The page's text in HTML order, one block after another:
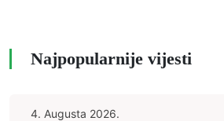
Najpopularnije vijesti
4. Augusta 2026.